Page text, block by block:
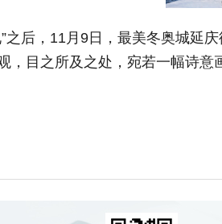
之后，11月9日，最美冬奥城延
，目之所及之处，宛若一幅诗意